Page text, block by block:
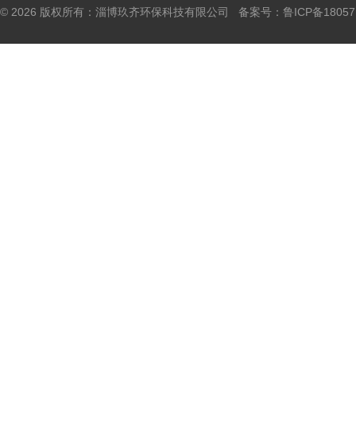
© 2026 版权所有：淄博玖齐环保科技有限公司 备案号： 鲁ICP备